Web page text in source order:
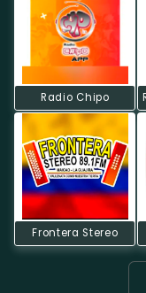
Radio Chipo
Frontera Stereo